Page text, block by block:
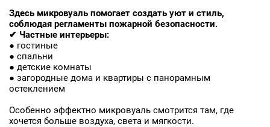
Здесь микровуаль помогает создать уют и стиль,
соблюдая регламенты пожарной безопасности.
✔ Частные интерьеры:
● гостиные
● спальни
● детские комнаты
● загородные дома и квартиры с панорамным
остеклением
Особенно эффектно микровуаль смотрится там, где
хочется больше воздуха, света и мягкости.